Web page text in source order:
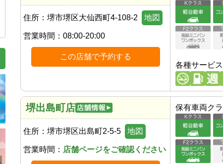
住所： 堺市堺区大仙西町4-108-2 地図
営業時間： 08:00-20:00
この店舗で予約する
各種サービス
堺出島町店
住所： 堺市堺区出島町2-5-5 地図
営業時間： 店舗ページをご確認ください
保有車両ク